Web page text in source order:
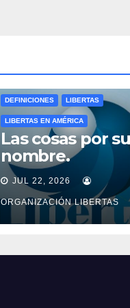
DEFINICIONES LIBERTAS
LIBERTAS EN AMÉRICA
Las cosas por su
nombre.
JUL 22, 2026
ORGANIZACIÓN LIBERTAS